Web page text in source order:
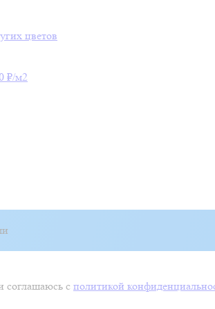
цветов
₽/м2
соглашаюсь с политикой